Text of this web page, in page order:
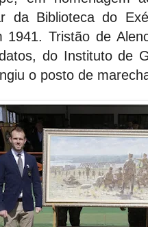
da Biblioteca do
1941. Tristão de
do Instituto de
o posto de